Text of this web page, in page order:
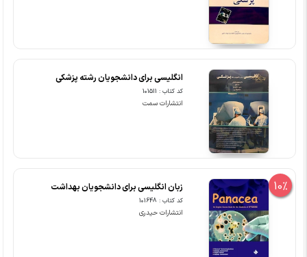
انگلیسی برای دانشجویان رشته پزشکی
کد کتاب : 101511
انتشارات سمت
10% زبان انگلیسی برای دانشجویان بهداشت
کد کتاب : 101648
انتشارات حیدری